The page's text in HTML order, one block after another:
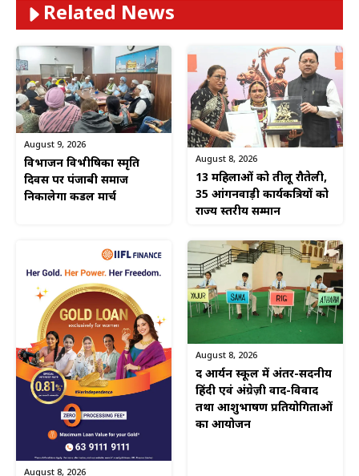
Related News
August 9, 2026
विभाजन विभीषिका स्मृति
दिवस पर पंजाबी समाज
निकालेगा कैंडल मार्च
August 8, 2026
13 महिलाओं को तीलू रौतेली,
35 आंगनवाड़ी कार्यकत्रियों को
राज्य स्तरीय सम्मान
August 8, 2026
August 8, 2026
द आर्यन स्कूल में अंतर-सदनीय
हिंदी एवं अंग्रेज़ी वाद-विवाद
तथा आशुभाषण प्रतियोगिताओं
का आयोजन